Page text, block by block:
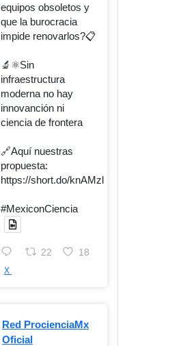
equipos obsoletos y
que la burocracia
impide renovarlos?📋
🔬⚛️Sin
infraestructura
moderna no hay
innovanción ni
ciencia de frontera
🔗Aquí nuestras
propuesta:
https://short.do/knAMzl
#MexiconCiencia
22 18
X
Red ProcienciaMx
Oficial